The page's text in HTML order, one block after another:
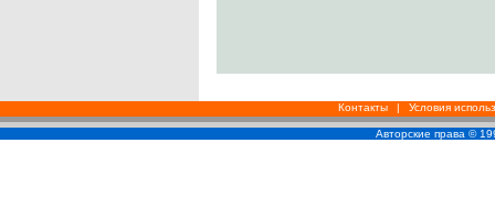
Контакты | Условия
Авторские права ©